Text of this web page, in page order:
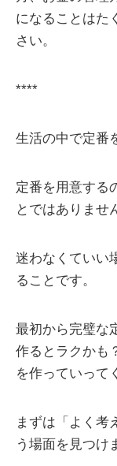
になることはた
さい。
****
生活の中で定番
定番を用意する
とではありませ
迷わなくていい
ることです。
最初から完璧な
作るとラクかも
を作っていって
まずは「よく考
う場面を見つけ